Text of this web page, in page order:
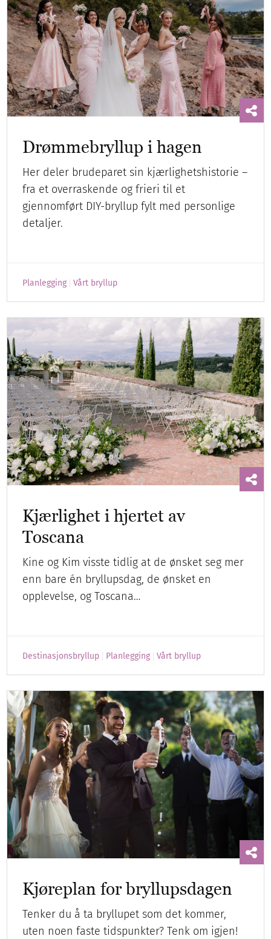
Drømmebryllup i hagen
Her deler brudeparet sin kjærlighetshistorie –
fra et overraskende og frieri til et
gjennomført DIY-bryllup fylt med personlige
detaljer.
Planlegging Vårt bryllup
Kjærlighet i hjertet av
Toscana
Kine og Kim visste tidlig at de ønsket seg mer
enn bare én bryllupsdag, de ønsket en
opplevelse, og Toscana…
Destinasjonsbryllup Planlegging Vårt bryllup
Kjøreplan for bryllupsdagen
Tenker du å ta bryllupet som det kommer,
uten noen faste tidspunkter? Tenk om igjen!